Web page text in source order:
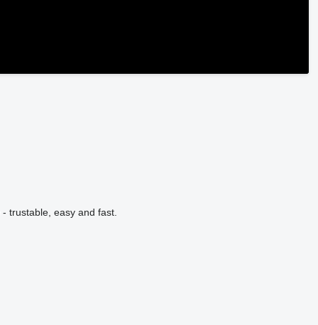
trustable, easy and fast.